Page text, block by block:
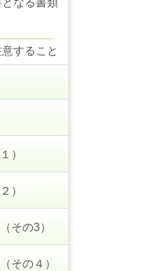
なる書類
すること
）
）
その3）
その４）